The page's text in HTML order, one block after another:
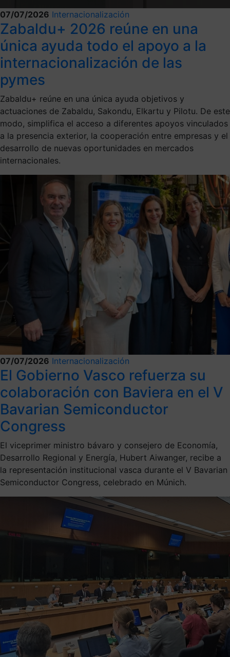
07/07/2026 Internacionalización
Zabaldu+ 2026 reúne en una
única ayuda todo el apoyo a la
internacionalización de las
pymes
Zabaldu+ reúne en una única ayuda objetivos y
actuaciones de Zabaldu, Sakondu, Elkartu y Pilotu. De este
modo, simplifica el acceso a diferentes apoyos vinculados
a la presencia exterior, la cooperación entre empresas y el
desarrollo de nuevas oportunidades en mercados
internacionales.
07/07/2026 Internacionalización
El Gobierno Vasco refuerza su
colaboración con Baviera en el V
Bavarian Semiconductor
Congress
El viceprimer ministro bávaro y consejero de Economía,
Desarrollo Regional y Energía, Hubert Aiwanger, recibe a
la representación institucional vasca durante el V Bavarian
Semiconductor Congress, celebrado en Múnich.